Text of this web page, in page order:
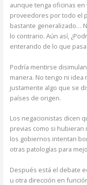
aunque tenga oficinas en
proveedores por todo el
bastante generalizado…
lo contrario. Aún así,
enterando de lo que
Podría mentirse
manera. No tengo ni
justamente algo que se
países de origen.
Los negacionistas dicen
previas como si hubieran
los gobiernos intentan
otras patologías para
Después está el debate
u otra dirección en